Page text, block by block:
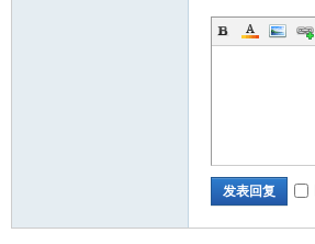
发表回复